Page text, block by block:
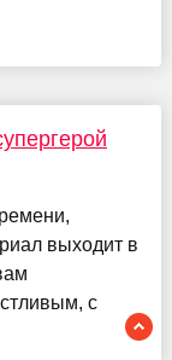
выходит в
с